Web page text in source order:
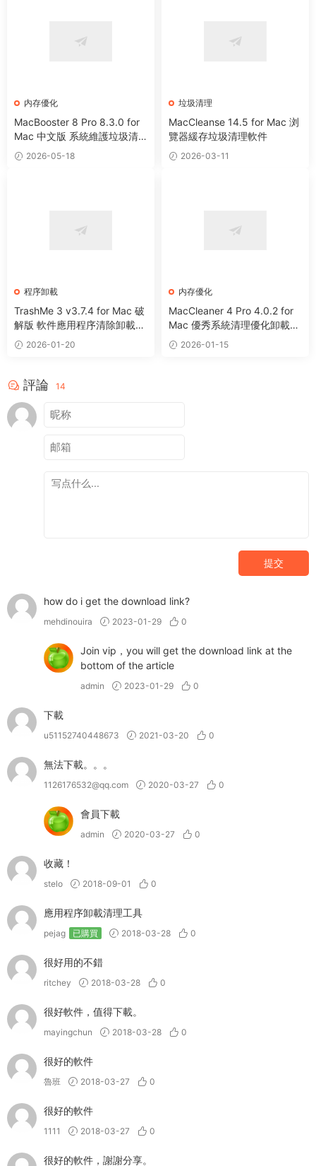
内存優化
MacBooster 8 Pro 8.3.0 for
Mac 中文版 系統維護垃圾清
理病毒掃描工具
2026-05-18
垃圾清理
MacCleanse 14.5 for Mac 浏
覽器緩存垃圾清理軟件
2026-03-11
程序卸載
TrashMe 3 v3.7.4 for Mac 破
解版 軟件應用程序清除卸載工
具 2026-01-20
内存優化
MacCleaner 4 Pro 4.0.2 for
Mac 優秀系統清理優化卸載工
具套裝
2026-01-15
評論 14
提交
how do i get the download link?
mehdinouira 2023-01-29 0
Join vip，you will get the download link at the
bottom of the article
admin 2023-01-29 0
下載
u51152740448673 2021-03-20 0
無法下載。。。
1126176532@qq.com 2020-03-27 0
會員下載
admin 2020-03-27 0
收藏！
stelo 2018-09-01 0
應用程序卸載清理工具
pejag 已購買 2018-03-28 0
很好用的不錯
ritchey 2018-03-28 0
很好軟件，值得下載。
mayingchun 2018-03-28 0
很好的軟件
魯班 2018-03-27 0
很好的軟件
1111 2018-03-27 0
很好的軟件，謝謝分享。